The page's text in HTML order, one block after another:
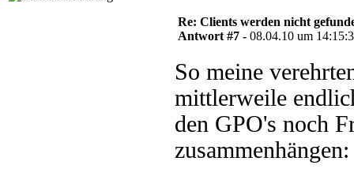
Re: Clients werden nicht
Antwort #7 - 08.04.10 um
So meine
mittlerweile
den GPO's noch
zusammenhängen: